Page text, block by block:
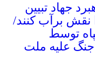
جهاد تبیین
برآب کنند/
توسط
جنگ علیه ملت